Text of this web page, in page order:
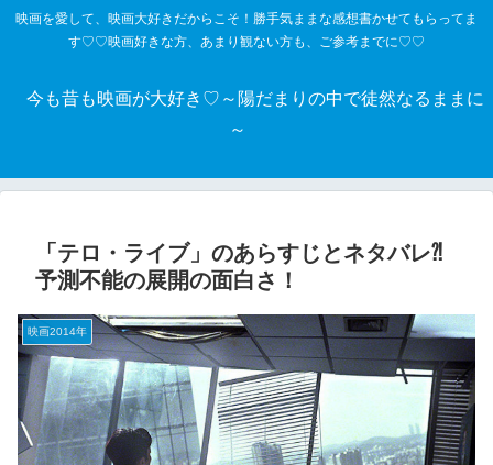
映画を愛して、映画大好きだからこそ！勝手気ままな感想書かせてもらってま
す♡♡映画好きな方、あまり観ない方も、ご参考までに♡♡
今も昔も映画が大好き♡～陽だまりの中で徒然なるままに
～
「テロ・ライブ」のあらすじとネタバレ⁈
予測不能の展開の面白さ！
映画2014年